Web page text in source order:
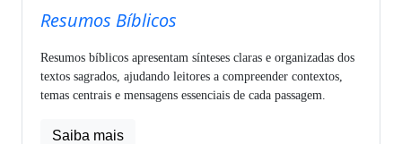
Resumos Bíblicos
Resumos bíblicos apresentam sínteses claras e organizadas dos
textos sagrados, ajudando leitores a compreender contextos,
temas centrais e mensagens essenciais de cada passagem.
Saiba mais